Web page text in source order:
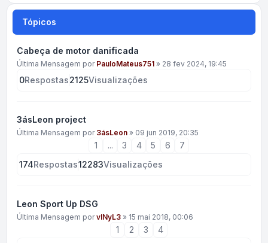
Tópicos
Cabeça de motor danificada
Última Mensagem por PauloMateus751 » 28 fev 2024, 19:45
0Respostas2125Visualizações
3ásLeon project
Última Mensagem por 3ásLeon » 09 jun 2019, 20:35
1 ... 3 4 5 6
7
174Respostas12283Visualizações
Leon Sport Up DSG
Última Mensagem porvINyL3 » 15 mai 2018, 00:06
1 2 3
4